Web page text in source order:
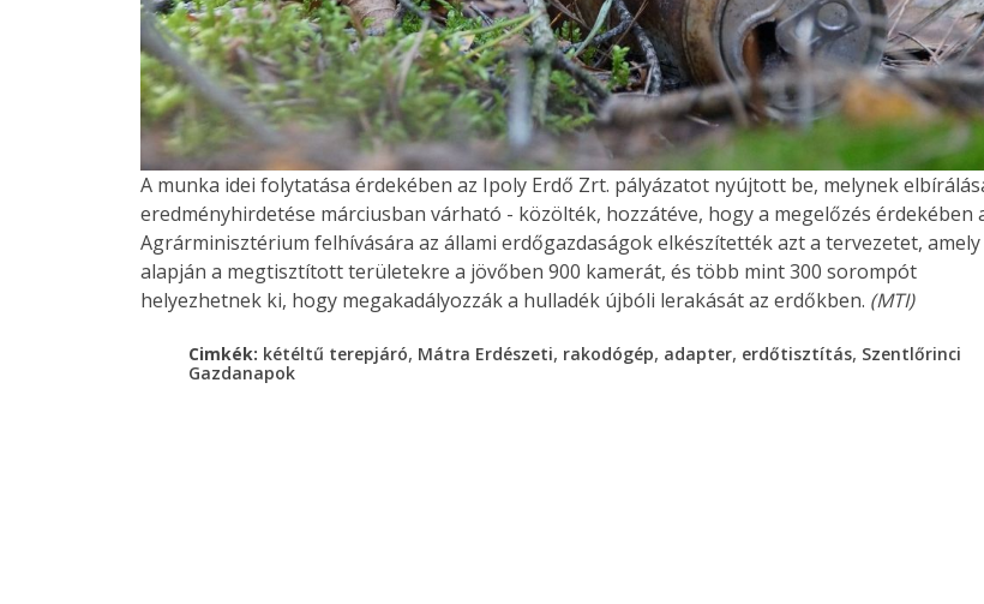
A munka idei folytatása érdekében az Ipoly Erdő Zrt. pályázatot nyújtott be, melynek
eredményhirdetése márciusban várható - közölték, hozzátéve, hogy a megelőzés érdekében
Agrárminisztérium felhívására az állami erdőgazdaságok elkészítették azt a tervezetet, amely
alapján a megtisztított területekre a jövőben 900 kamerát, és több mint 300 sorompót
helyezhetnek ki, hogy megakadályozzák a hulladék újbóli lerakását az erdőkben. (MTI)
Cimkék: kétéltű terepjáró, Mátra Erdészeti, rakodógép, adapter, erdőtisztítás, Szentlőrinci
Gazdanapok